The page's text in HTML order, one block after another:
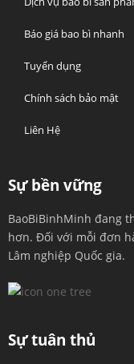
Báo giá bao bì nhanh
Tuyển dụng
Chính sách bảo mật
Liên Hệ
Sự bền vững
BaoBiBinhMinh đang
hơn. Đối với mỗi đơn
Lâm nghiệp Quốc gia.
Sự tuân thủ